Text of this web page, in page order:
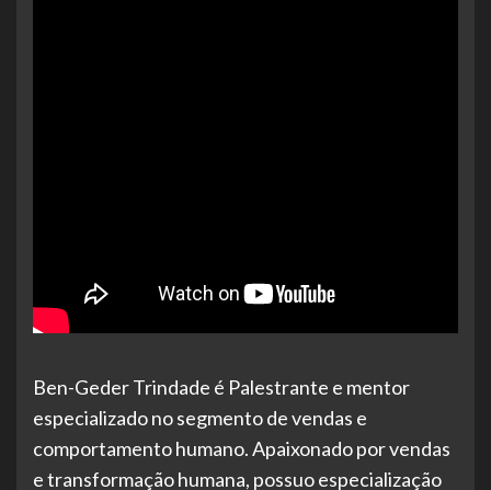
Ben-Geder Trindade é Palestrante e mentor
especializado no segmento de vendas e
comportamento humano. Apaixonado por vendas
e transformação humana, possuo especialização